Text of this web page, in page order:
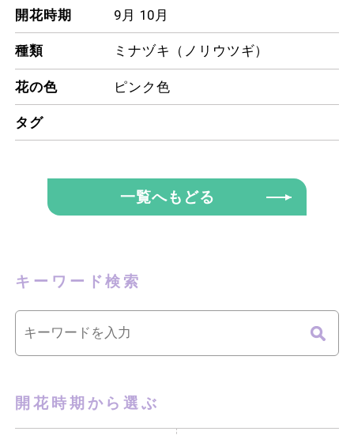
開花時期 9月 10月
種類 ミナヅキ（ノリウツギ）
花の色 ピンク色
タグ
一覧へもどる
キーワード検索
開花時期から選ぶ